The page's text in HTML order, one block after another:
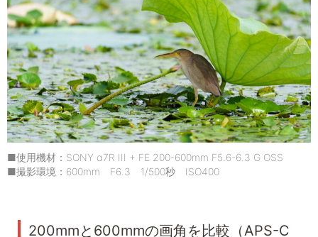
■使用機材：SONY α7R III + FE 200-600mm F5.6-6.3 G OSS
■撮影環境：600mm F6.3 1/500秒 ISO400
200mmと600mmの画角を比較（APS-C